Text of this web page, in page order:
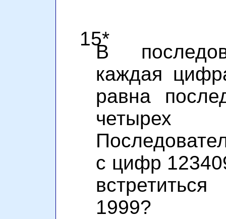
15*
В
каждая
равна
с цифр
1999?